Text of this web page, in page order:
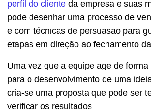
perfil do cliente da empresa e suas
pode desenhar uma processo de
e com técnicas de persuasão para
etapas em direção ao fechamento
Uma vez que a equipe age de forma
para o desenvolvimento de uma
cria-se uma proposta que pode ser
verificar os resultados